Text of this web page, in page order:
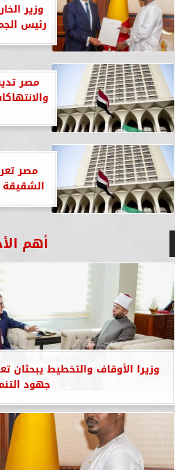
وزير
رئيس
مصر
مصر
أهم
وزيرا الأوقاف والتخطيط يبحثان
جهود